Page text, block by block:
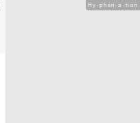
Hy-phen-a-tion